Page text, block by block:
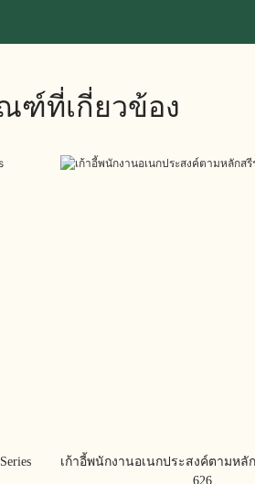
ฑ์ที่เกี่ยวข้อง
เก้าอี้พนักงานอเนกประสงค์ตามหลั
626